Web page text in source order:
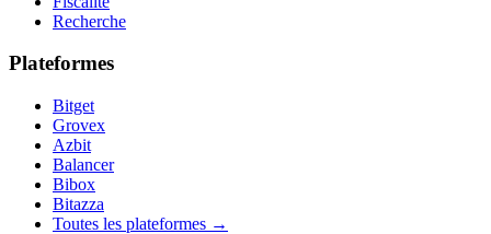
Recherche
Plateformes
Bitget
Grovex
Azbit
Balancer
Bibox
Bitazza
Toutes les plateformes →